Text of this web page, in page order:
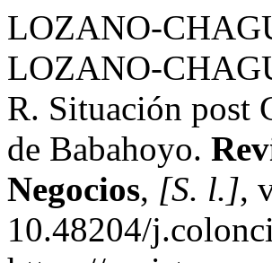
LOZANO-
LOZANO-
R. Situación post
de Babahoyo.
Negocios, [S. l.],
10.48204/